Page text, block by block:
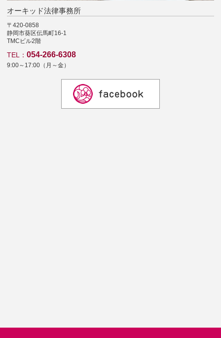
オーキッド法律事務所
〒420-0858
静岡市葵区伝馬町16-1
TMCビル2階
TEL：054-266-6308
9:00～17:00（月～金）